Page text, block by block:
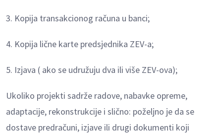
3. Kopija transakcionog računa u banci;
4. Kopija lične karte predsjednika ZEV-a;
5. Izjava ( ako se udružuju dva ili više ZEV-ova);
Ukoliko projekti sadrže radove, nabavke opreme,
adaptacije, rekonstrukcije i slično: poželjno je da se
dostave predračuni, izjave ili drugi dokumenti koji